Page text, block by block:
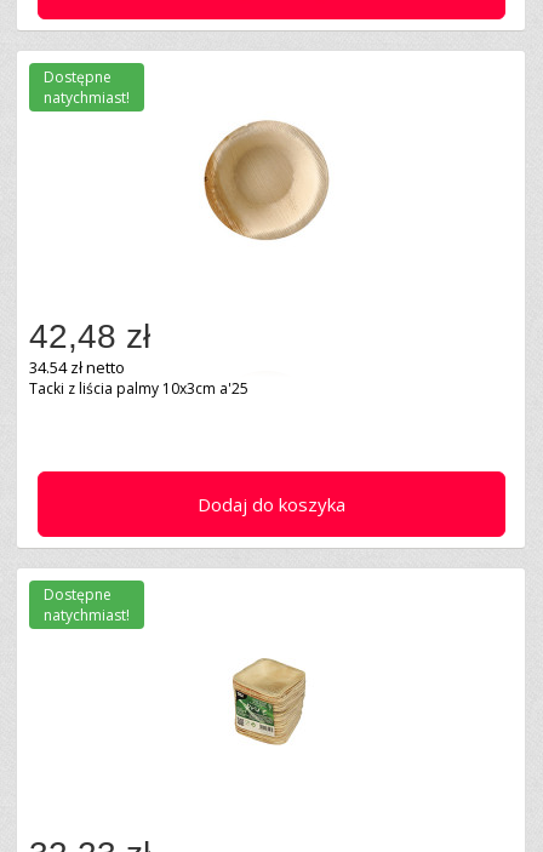
Dodaj do koszyka
42,48 zł
34.54 zł netto
Tacki z liścia palmy 10x3cm a'25
Dostępne
natychmiast!
Dostępne
natychmiast!